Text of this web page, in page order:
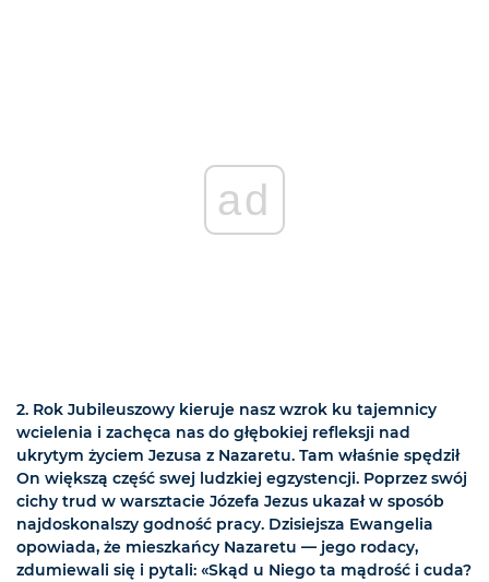
ad
2. Rok Jubileuszowy kieruje nasz wzrok ku tajemnicy
wcielenia i zachęca nas do głębokiej refleksji nad
ukrytym życiem Jezusa z Nazaretu. Tam właśnie spędził
On większą część swej ludzkiej egzystencji. Poprzez swój
cichy trud w warsztacie Józefa Jezus ukazał w sposób
najdoskonalszy godność pracy. Dzisiejsza Ewangelia
opowiada, że mieszkańcy Nazaretu — jego rodacy,
zdumiewali się i pytali: «Skąd u Niego ta mądrość i cuda?